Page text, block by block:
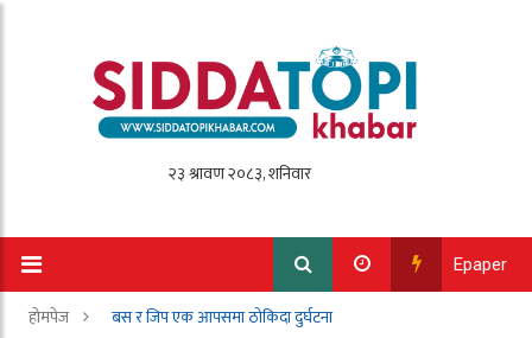
Epaper
होमपेज बस र जिप एक आपसमा ठोकिदा दुर्घटना